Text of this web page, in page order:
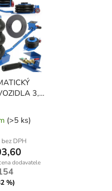
3,5
(>5 ks)
DPH
%)